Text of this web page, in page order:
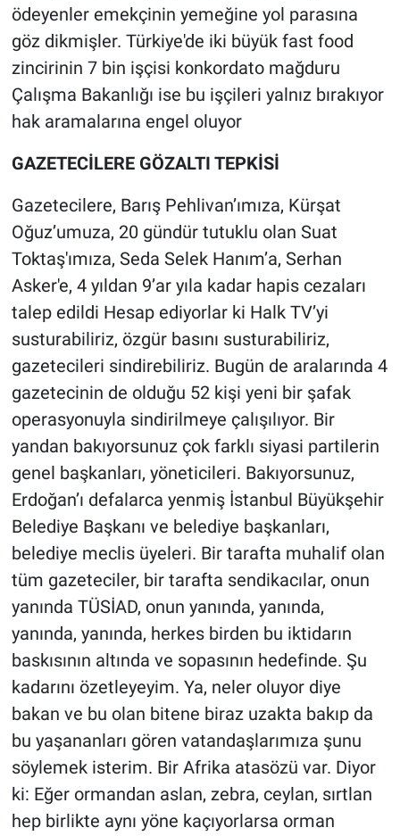
ödeyenler emekçinin yemeğine yol parasına
göz dikmişler. Türkiye'de iki büyük fast food
zincirinin 7 bin işçisi konkordato mağduru
Çalışma Bakanlığı ise bu işçileri yalnız bırakıyor
hak aramalarına engel oluyor
GAZETECİLERE GÖZALTI TEPKİSİ
Gazetecilere, Barış Pehlivan’ımıza, Kürşat
Oğuz’umuza, 20 gündür tutuklu olan Suat
Toktaş'ımıza, Seda Selek Hanım’a, Serhan
Asker'e, 4 yıldan 9’ar yıla kadar hapis cezaları
talep edildi Hesap ediyorlar ki Halk TV’yi
susturabiliriz, özgür basını susturabiliriz,
gazetecileri sindirebiliriz. Bugün de aralarında 4
gazetecinin de olduğu 52 kişi yeni bir şafak
operasyonuyla sindirilmeye çalışılıyor. Bir
yandan bakıyorsunuz çok farklı siyasi partilerin
genel başkanları, yöneticileri. Bakıyorsunuz,
Erdoğan’ı defalarca yenmiş İstanbul Büyükşehir
Belediye Başkanı ve belediye başkanları,
belediye meclis üyeleri. Bir tarafta muhalif olan
tüm gazeteciler, bir tarafta sendikacılar, onun
yanında TÜSİAD, onun yanında, yanında,
yanında, yanında, herkes birden bu iktidarın
baskısının altında ve sopasının hedefinde. Şu
kadarını özetleyeyim. Ya, neler oluyor diye
bakan ve bu olan bitene biraz uzakta bakıp da
bu yaşananları gören vatandaşlarımıza şunu
söylemek isterim. Bir Afrika atasözü var. Diyor
ki: Eğer ormandan aslan, zebra, ceylan, sırtlan
hep birlikte aynı yöne kaçıyorlarsa orman